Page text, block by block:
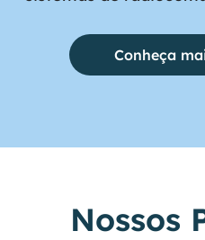
Conheça
Nossos